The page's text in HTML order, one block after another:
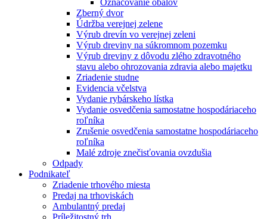
Označovanie obalov
Zberný dvor
Údržba verejnej zelene
Výrub drevín vo verejnej zeleni
Výrub dreviny na súkromnom pozemku
Výrub dreviny z dôvodu zlého zdravotného
stavu alebo ohrozovania zdravia alebo majetku
Zriadenie studne
Evidencia včelstva
Vydanie rybárskeho lístka
Vydanie osvedčenia samostatne hospodáriaceho
roľníka
Zrušenie osvedčenia samostatne hospodáriaceho
roľníka
Malé zdroje znečisťovania ovzdušia
Odpady
Podnikateľ
Zriadenie trhového miesta
Predaj na trhoviskách
Ambulantný predaj
Príležitostný trh